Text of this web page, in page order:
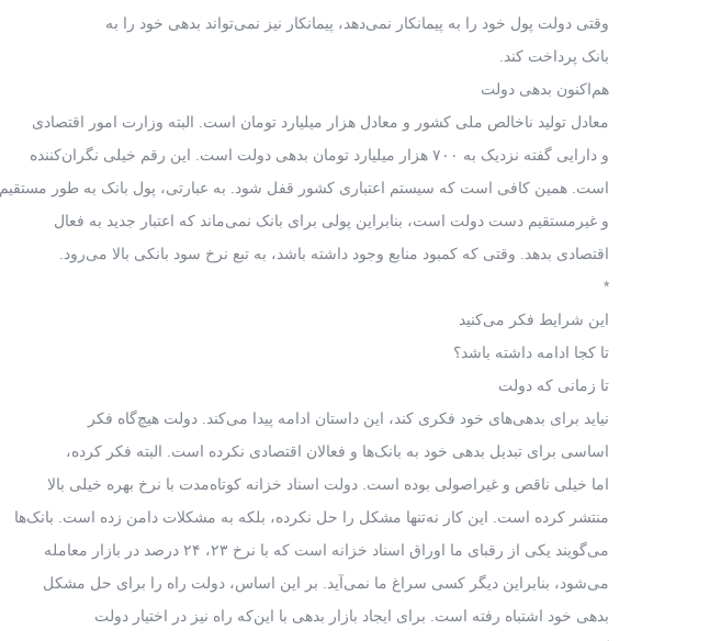
وقتی دولت پول خود را به پیمانکار نمی‌دهد، پیمانکار نیز نمی‌تواند بدهی خود را به
بانک پرداخت کند.
هم‌اکنون بدهی دولت
معادل تولید ناخالص ملی کشور و معادل هزار میلیارد تومان است. البته وزارت امور اقتصادی
و دارایی گفته نزدیک به ۷۰۰ هزار میلیارد تومان بدهی دولت است. این رقم خیلی نگران‌کننده
است. همین کافی است که سیستم اعتباری کشور قفل شود. به عبارتی، پول بانک به طور مستقیم
و غیرمستقیم دست دولت است، بنابراین پولی برای بانک نمی‌ماند که اعتبار جدید به فعال
اقتصادی بدهد. وقتی که کمبود منابع وجود داشته باشد، به تبع نرخ سود بانکی بالا می‌رود.
*
این شرایط فکر می‌کنید
تا کجا ادامه داشته باشد؟
تا زمانی که دولت
نیاید برای بدهی‌های خود فکری کند، این داستان ادامه پیدا می‌کند. دولت هیچ‌گاه فکر
اساسی برای تبدیل بدهی خود به بانک‌ها و فعالان اقتصادی نکرده است. البته فکر کرده،
اما خیلی ناقص و غیراصولی بوده است. دولت اسناد خزانه کوتاه‌مدت با نرخ بهره خیلی بالا
منتشر کرده است. این کار نه‌تنها مشکل را حل نکرده، بلکه به مشکلات دامن زده است. بانک‌ها
می‌گویند یکی از رقبای ما اوراق اسناد خزانه است که با نرخ ۲۳، ۲۴ درصد در بازار معامله
می‌شود، بنابراین دیگر کسی سراغ ما نمی‌آید. بر این اساس، دولت راه را برای حل مشکل
بدهی خود اشتباه رفته است. برای ایجاد بازار بدهی با این‌که راه نیز در اختیار دولت